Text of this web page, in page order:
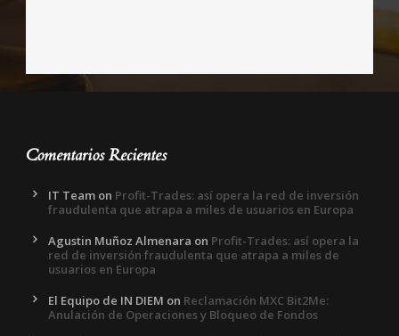
Comentarios Recientes
IT Team on Profit-Trades: así opera la red de inversión
fraudulenta que atrapa a miles de usuarios en Europa
Agustin Muñoz Almenara on Profit-Trades: así opera la
red de inversión fraudulenta que atrapa a miles de
usuarios en Europa
El Equipo de IN DIEM on Reclamación MXC Bit2Me:
Anulación de Operaciones y Bloqueo de Fondos